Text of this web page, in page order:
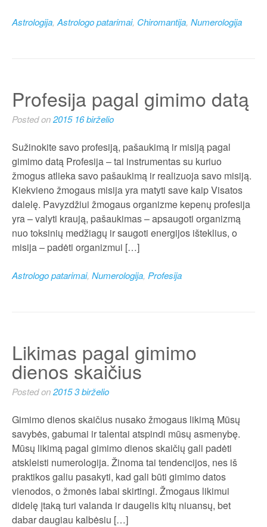
Astrologija, Astrologo patarimai, Chiromantija, Numerologija
Profesija pagal gimimo datą
Posted on2015 16 birželio
Sužinokite savo profesiją, pašaukimą ir misiją pagal
gimimo datą Profesija – tai instrumentas su kuriuo
žmogus atlieka savo pašaukimą ir realizuoja savo misiją.
Kiekvieno žmogaus misija yra matyti save kaip Visatos
dalelę. Pavyzdžiui žmogaus organizme kepenų profesija
yra – valyti kraują, pašaukimas – apsaugoti organizmą
nuo toksinių medžiagų ir saugoti energijos išteklius, o
misija – padėti organizmui […]
Astrologo patarimai, Numerologija, Profesija
Likimas pagal gimimo
dienos skaičius
Posted on2015 3 birželio
Gimimo dienos skaičius nusako žmogaus likimą Mūsų
savybės, gabumai ir talentai atspindi mūsų asmenybę.
Mūsų likimą pagal gimimo dienos skaičių gali padėti
atskleisti numerologija. Žinoma tai tendencijos, nes iš
praktikos galiu pasakyti, kad gali būti gimimo datos
vienodos, o žmonės labai skirtingi. Žmogaus likimui
didelę įtaką turi valanda ir daugelis kitų niuansų, bet
dabar daugiau kalbėsiu […]